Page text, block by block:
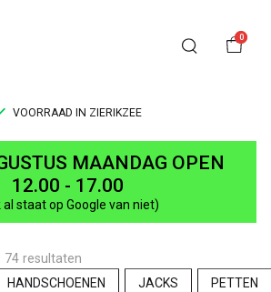
0
FREE SHIPPING > €75,00*
MAANDAG OPEN
12.00 - 17.00
al staat op Google van niet)
74 resultaten
HANDSCHOENEN JACKS PETTEN